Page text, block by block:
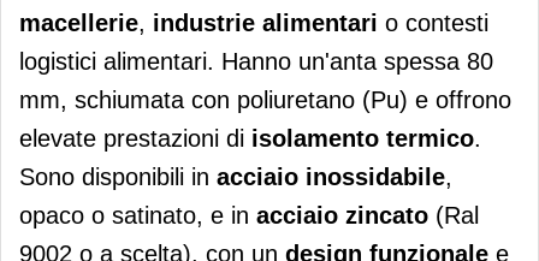
macellerie, industrie alimentari o contesti
logistici alimentari. Hanno un'anta spessa 80
mm, schiumata con poliuretano (Pu) e offrono
elevate prestazioni di isolamento termico.
Sono disponibili in acciaio inossidabile,
opaco o satinato, e in acciaio zincato (Ral
9002 o a scelta), con un design funzionale e